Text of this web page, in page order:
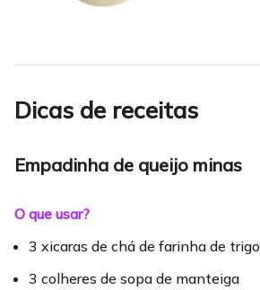
Dicas de receitas
Empadinha de queijo minas
O que usar?
3 xicaras de chá de farinha de trigo
3 colheres de sopa de manteiga